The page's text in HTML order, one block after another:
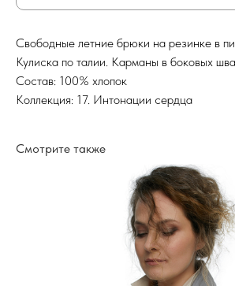
Свободные летние брюки на резинке в
Кулиска по талии. Карманы в боковых
Состав: 100% хлопок
Коллекция: 17. Интонации сердца
Смотрите также